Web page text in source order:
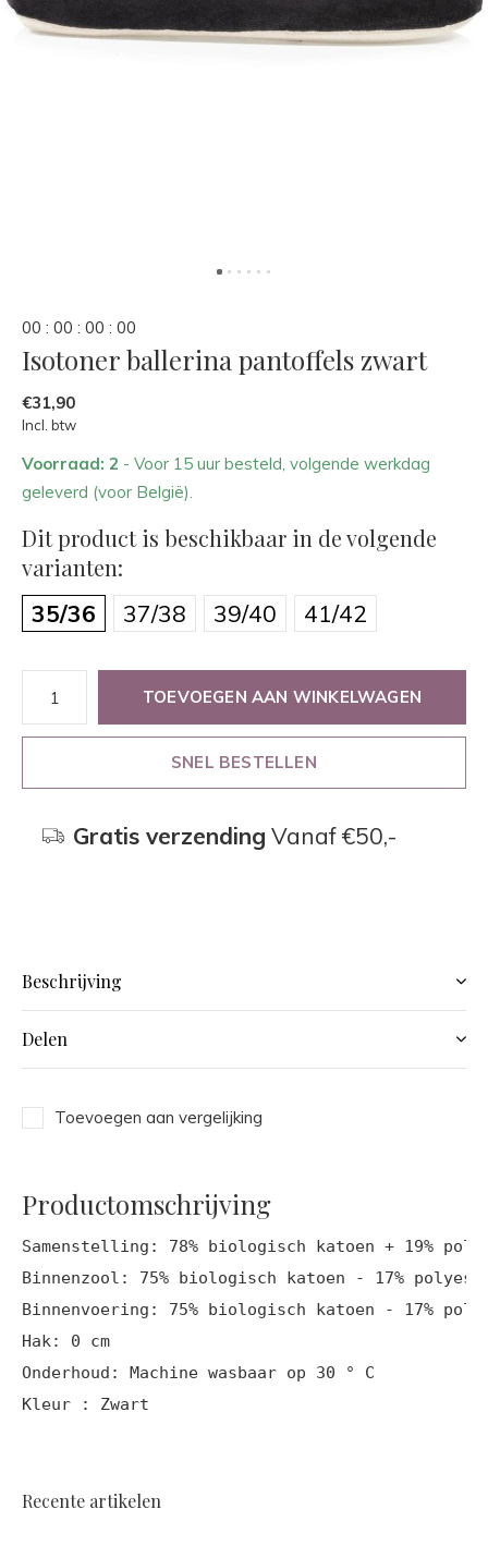
00 : 00 : 00 : 00
Isotoner ballerina pantoffels zwart
€31,90
Incl. btw
Voorraad: 2 - Voor 15 uur besteld, volgende werkdag
geleverd (voor België).
Dit product is beschikbaar in de volgende
varianten:
35/36 37/38 39/40 41/42
TOEVOEGEN AAN WINKELWAGEN
SNEL BESTELLEN
Gratis verzending Vanaf €50,-
Beschrijving
Delen
Toevoegen aan vergelijking
Productomschrijving
Samenstelling: 78% biologisch katoen + 19%
Binnenzool: 75% biologisch katoen - 17%
Binnenvoering: 75% biologisch katoen - 17%
Hak: 0 cm
Onderhoud: Machine wasbaar op 30 ° C
Kleur : Zwart
Recente artikelen